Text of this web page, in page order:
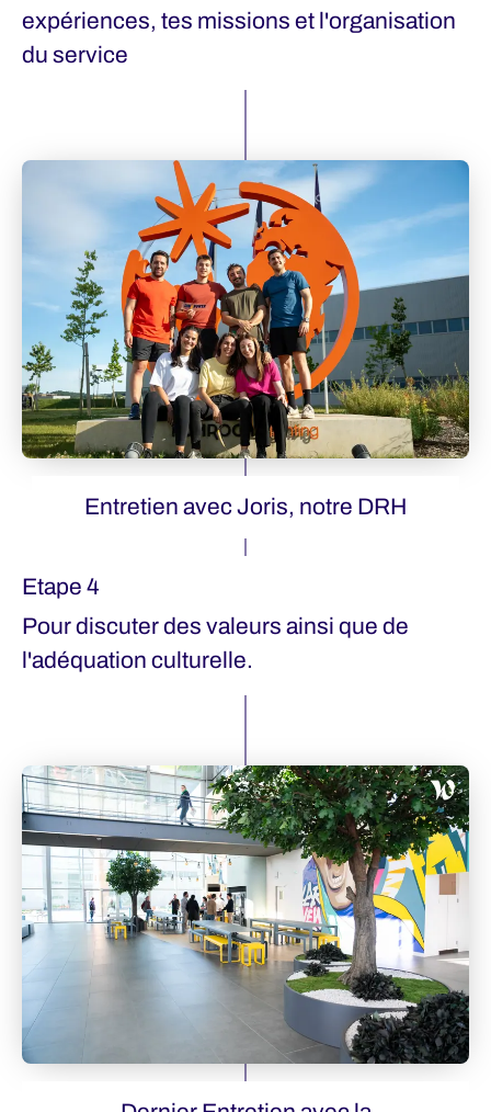
expériences, tes missions et l'organisation
du service
Entretien avec Joris, notre DRH
Etape 4
Pour discuter des valeurs ainsi que de
l'adéquation culturelle.